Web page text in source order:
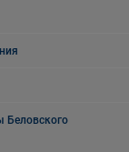
Беловского